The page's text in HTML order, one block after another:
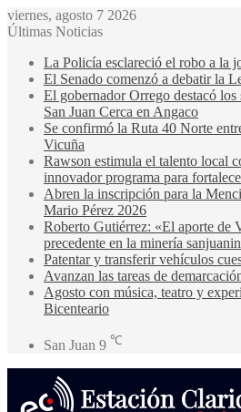
viernes, agosto 7 2026
Últimas Noticias
La Policía esclareció el robo a la
El Senado comenzó a debatir la
El gobernador Orrego destacó
San Juan Cerca en Angaco
Se confirmó la Ruta 40 Norte
Vicuña
Rawson estimula el talento local
innovador programa para
Abren la inscripción para la
Mario Pérez 2026
Roberto Gutiérrez: «El aporte de
precedente en la minería
Patentar y transferir vehículos
Avanzan las tareas de
Agosto con música, teatro y
Bicenteario
San Juan 9 ℃